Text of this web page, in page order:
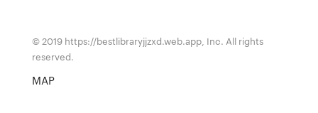
© 2019 https://bestlibraryjjzxd.web.app, Inc. All rights
reserved.
MAP